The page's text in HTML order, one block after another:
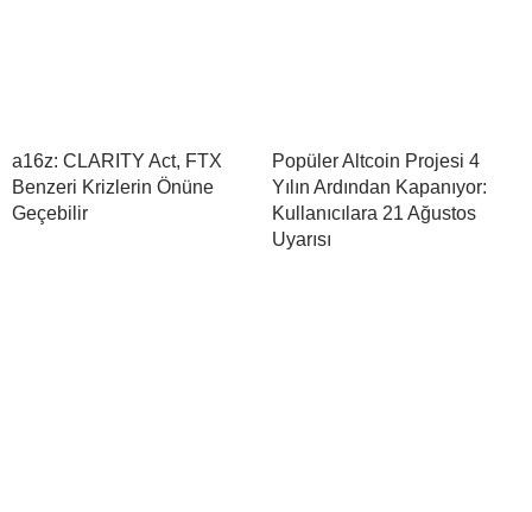
a16z: CLARITY Act, FTX
Benzeri Krizlerin Önüne
Geçebilir
Popüler Altcoin Projesi 4
Yılın Ardından Kapanıyor:
Kullanıcılara 21 Ağustos
Uyarısı